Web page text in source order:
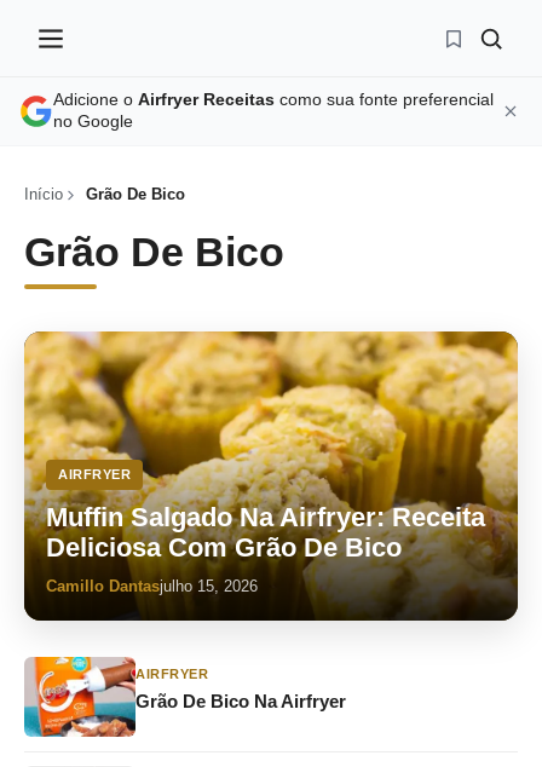
Adicione o Airfryer Receitas como sua fonte preferencial
no Google
Início Grão De Bico
Grão De Bico
AIRFRYER
Muffin Salgado Na Airfryer: Receita
Deliciosa Com Grão De Bico
Camillo Dantasjulho 15, 2026
AIRFRYER
Grão De Bico Na Airfryer